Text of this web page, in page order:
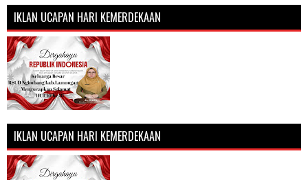
IKLAN UCAPAN HARI KEMERDEKAAN
IKLAN UCAPAN HARI KEMERDEKAAN